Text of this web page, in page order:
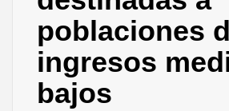
poblaciones
ingresos
bajos